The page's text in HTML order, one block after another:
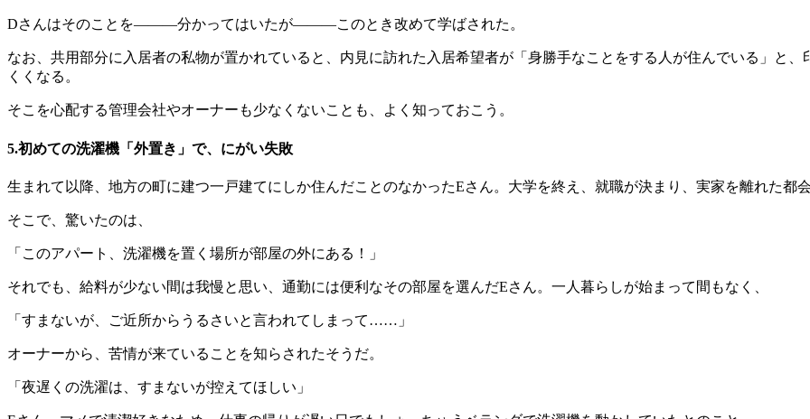
Dさんはそのことを―――分かってはいたが―――このとき改めて学ばされた。
なお、共用部分に入居者の私物が置かれていると、内見に訪れた入居希望者が「身勝手なことをする人が住んでいる」と
くくなる。
そこを心配する管理会社やオーナーも少なくないことも、よく知っておこう。
5.初めての洗濯機「外置き」で、にがい失敗
生まれて以降、地方の町に建つ一戸建てにしか住んだことのなかったEさん。大学を終え、就職が決まり、実家を離れた都
そこで、驚いたのは、
「このアパート、洗濯機を置く場所が部屋の外にある！」
それでも、給料が少ない間は我慢と思い、通勤には便利なその部屋を選んだEさん。一人暮らしが始まって間もなく、
「すまないが、ご近所からうるさいと言われてしまって……」
オーナーから、苦情が来ていることを知らされたそうだ。
「夜遅くの洗濯は、すまないが控えてほしい」